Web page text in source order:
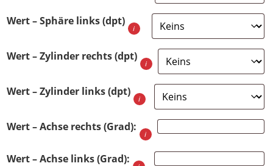
Wert – Sphäre links (dpt)
Wert – Zylinder rechts (dpt)
Wert – Zylinder links (dpt)
Wert – Achse rechts (Grad):
Wert – Achse links (Grad):